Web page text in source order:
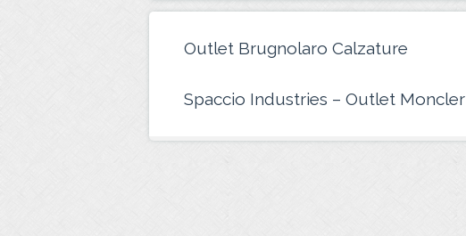
Outlet Brugnolaro Calzature
Spaccio Industries – Outlet Moncler